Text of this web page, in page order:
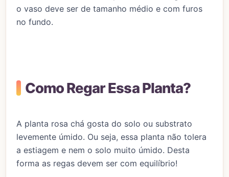
o vaso deve ser de tamanho médio e com furos
no fundo.
Como Regar Essa Planta?
A planta rosa chá gosta do solo ou substrato
levemente úmido. Ou seja, essa planta não tolera
a estiagem e nem o solo muito úmido. Desta
forma as regas devem ser com equilíbrio!